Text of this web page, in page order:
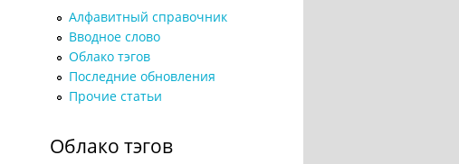
Алфавитный справочник
Вводное слово
Облако тэгов
Последние обновления
Прочие статьи
Облако тэгов